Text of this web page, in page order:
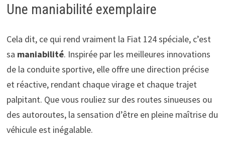
Une maniabilité exemplaire
Cela dit, ce qui rend vraiment la Fiat 124 spéciale, c’est
sa maniabilité. Inspirée par les meilleures innovations
de la conduite sportive, elle offre une direction précise
et réactive, rendant chaque virage et chaque trajet
palpitant. Que vous rouliez sur des routes sinueuses ou
des autoroutes, la sensation d’être en pleine maîtrise du
véhicule est inégalable.